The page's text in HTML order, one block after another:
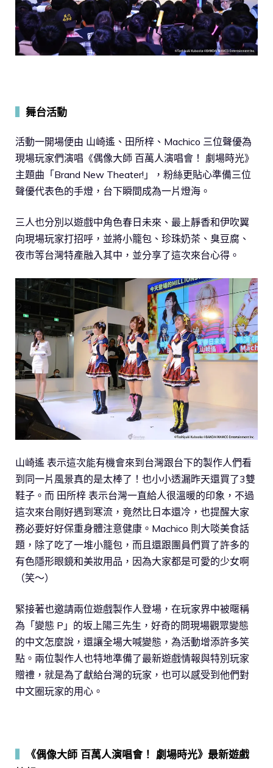
舞台活動
活動一開場便由 山崎遙、田所梓、Machico 三位聲優為
現場玩家們演唱《偶像大師 百萬人演唱會！ 劇場時光》
主題曲「Brand New Theater!」，粉絲更貼心準備三位
聲優代表色的手燈，台下瞬間成為一片燈海。
三人也分別以遊戲中角色春日未來、最上靜香和伊吹翼
向現場玩家打招呼，並將小籠包、珍珠奶茶、臭豆腐、
夜市等台灣特產融入其中，並分享了這次來台心得。
山崎遙 表示這次能有機會來到台灣跟台下的製作人們看
到同一片風景真的是太棒了！也小小透漏昨天還買了3雙
鞋子。而 田所梓 表示台灣一直給人很溫暖的印象，不過
這次來台剛好遇到寒流，竟然比日本還冷，也提醒大家
務必要好好保重身體注意健康。Machico 則大啖美食話
題，除了吃了一堆小籠包，而且還跟團員們買了許多的
有色隱形眼鏡和美妝用品，因為大家都是可愛的少女啊
（笑～）
緊接著也邀請兩位遊戲製作人登場，在玩家界中被暱稱
為「變態 P」的坂上陽三先生，好奇的問現場觀眾變態
的中文怎麼說，還讓全場大喊變態，為活動增添許多笑
點。兩位製作人也特地準備了最新遊戲情報與特別玩家
贈禮，就是為了獻給台灣的玩家，也可以感受到他們對
中文圈玩家的用心。
《偶像大師 百萬人演唱會！ 劇場時光》最新遊戲